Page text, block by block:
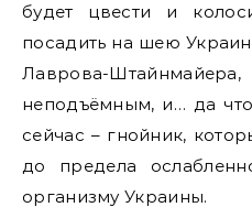
будет цвести и
посадить на шею
Лаврова-
неподъёмным, и… да
сейчас – гнойник,
до предела
организму Украины.